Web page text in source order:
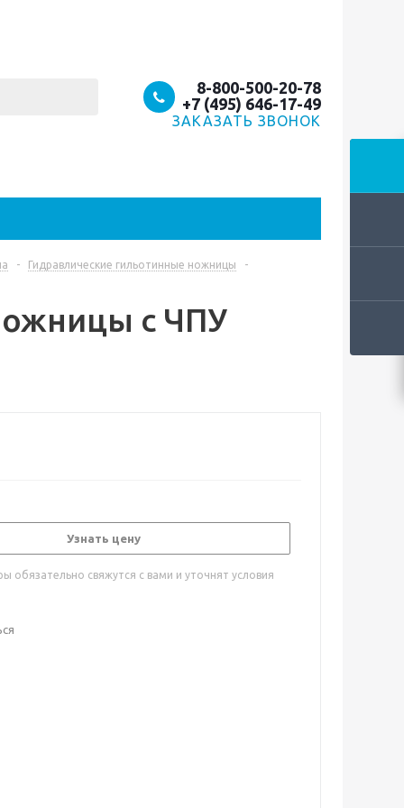
8-800-500-20-78
+7 (495) 646-17-49
ЗАКАЗАТЬ ЗВОНОК
- Гидравлические гильотинные ножницы -
с ЧПУ
Узнать цену
обязательно свяжутся с вами и уточнят условия